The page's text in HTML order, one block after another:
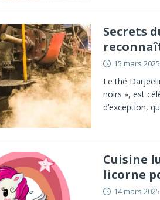
Secrets
15 mars 2025
Le thé
noirs », est
d’exception,
Cuisine
licorne
14 mars 2025